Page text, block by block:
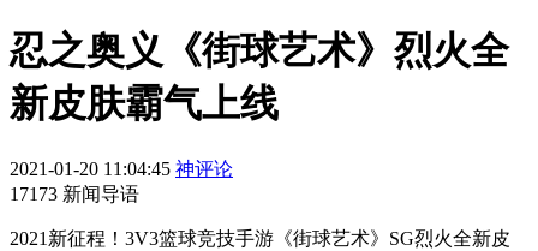
忍之奥义《街球艺术》烈火全
新皮肤霸气上线
2021-01-20 11:04:45 神评论
17173 新闻导语
2021新征程！3V3篮球竞技手游《街球艺术》SG烈火全新皮